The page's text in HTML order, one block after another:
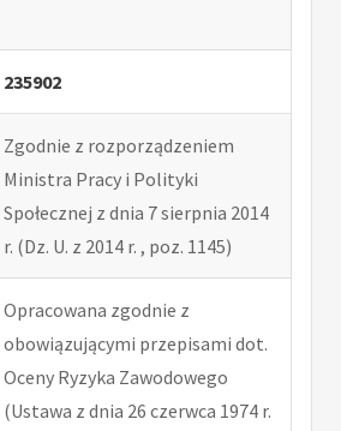
235902
Zgodnie z rozporządzeniem
Ministra Pracy i Polityki
Społecznej z dnia 7 sierpnia 2014
r. (Dz. U. z 2014 r. , poz. 1145)
Opracowana zgodnie z
obowiązującymi przepisami dot.
Oceny Ryzyka Zawodowego
(Ustawa z dnia 26 czerwca 1974 r.